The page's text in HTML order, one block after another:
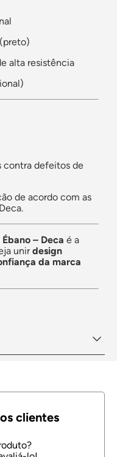
alta resistência
contra defeitos de
de acordo com as
– Deca é a
unirdesign
da marca